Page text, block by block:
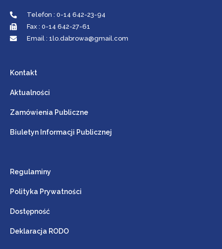
Telefon : 0-14 642-23-94
Fax : 0-14 642-27-61
Email : 1lo.dabrowa@gmail.com
Kontakt
Aktualności
Zamówienia Publiczne
Biuletyn Informacji Publicznej
Regulaminy
Polityka Prywatności
Dostępność
Deklaracja RODO